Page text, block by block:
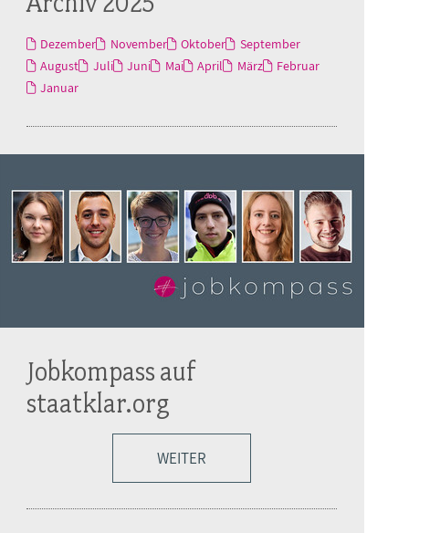
Dezember November Oktober
September
August
Juli Juni Mai April März
Februar
Januar
Jobkompass auf
staatklar.org
WEITER